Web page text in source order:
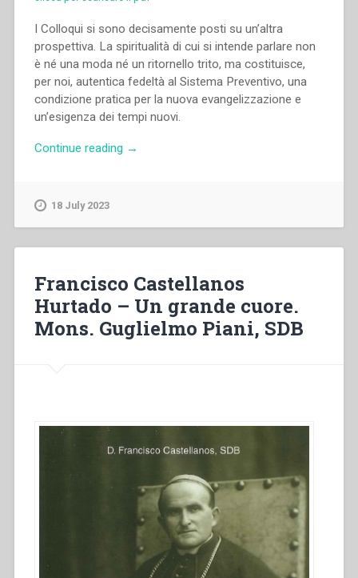
I Colloqui si sono decisamente posti su un’altra
prospettiva. La spiritualità di cui si intende parlare non
è né una moda né un ritornello trito, ma costituisce,
per noi, autentica fedeltà al Sistema Preventivo, una
condizione pratica per la nuova evangelizzazione e
un’esigenza dei tempi nuovi.
Continue reading “Cosimo
Vita
Salesiana
20””
→
18 July 2023
Francisco Castellanos
Hurtado – Un grande cuore.
Mons. Guglielmo Piani, SDB